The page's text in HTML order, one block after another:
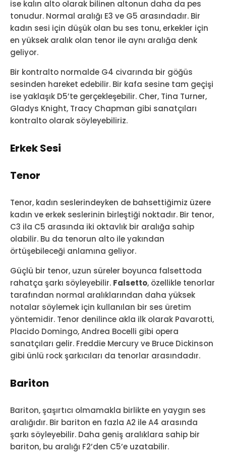
ise kalın alto olarak bilinen altonun daha da pes
tonudur. Normal aralığı E3 ve G5 arasındadır. Bir
kadın sesi için düşük olan bu ses tonu, erkekler için
en yüksek aralık olan tenor ile aynı aralığa denk
geliyor.
Bir kontralto normalde G4 civarında bir göğüs
sesinden hareket edebilir. Bir kafa sesine tam geçişi
ise yaklaşık D5’te gerçekleşebilir. Cher, Tina Turner,
Gladys Knight, Tracy Chapman gibi sanatçıları
kontralto olarak söyleyebiliriz.
Erkek Sesi
Tenor
Tenor, kadın seslerindeyken de bahsettiğimiz üzere
kadın ve erkek seslerinin birleştiği noktadır. Bir tenor,
C3 ila C5 arasında iki oktavlık bir aralığa sahip
olabilir. Bu da tenorun alto ile yakından
örtüşebileceği anlamına geliyor.
Güçlü bir tenor, uzun süreler boyunca falsettoda
rahatça şarkı söyleyebilir. Falsetto, özellikle tenorlar
tarafından normal aralıklarından daha yüksek
notalar söylemek için kullanılan bir ses üretim
yöntemidir. Tenor denilince akla ilk olarak Pavarotti,
Placido Domingo, Andrea Bocelli gibi opera
sanatçıları gelir. Freddie Mercury ve Bruce Dickinson
gibi ünlü rock şarkıcıları da tenorlar arasındadır.
Bariton
Bariton, şaşırtıcı olmamakla birlikte en yaygın ses
aralığıdır. Bir bariton en fazla A2 ile A4 arasında
şarkı söyleyebilir. Daha geniş aralıklara sahip bir
bariton, bu aralığı F2’den C5’e uzatabilir.